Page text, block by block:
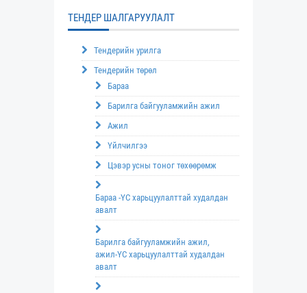
ТЕНДЕР ШАЛГАРУУЛАЛТ
Тендерийн урилга
Тендерийн төрөл
Бараа
Барилга байгууламжийн ажил
Ажил
Үйлчилгээ
Цэвэр усны тоног төхөөрөмж
Бараа -ҮС харьцуулалттай худалдан
авалт
Барилга байгууламжийн ажил,
ажил-ҮС харьцуулалттай худалдан
авалт